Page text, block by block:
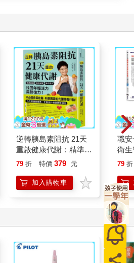
篇作文了。
小學老師，非常驚訝我日後竟然成
停出書。不過，請容我稍稍辯解：
文字。她確實曾經在快要被我逼瘋的
我寫作文。但老實說，即使我當時非
唸出來的句子，因此在我落筆為文
我當時所有的創造力，去修改她的文
然不能代表「原住民文化」，而是因
長了。
經實驗證明，如果一個段落開頭就已
接下來兩三句通通省略，老師也不會
無意間在相鄰的句子內用了重複的字
「很多」，那我就會合併句型，只講
些字眼，我也是精挑細選的：「認
」二字共十四劃，就算我還沒學到
袋裡思考母親提示的句子裡，還有
「最省力解」之前，我是不會輕率動
逆轉胰島素阻抗 21天
重啟健康代謝：精準控
糖、有效減重、降低發
復力！
79 折 特價 379 元
加入購物車
職
衛
攻略
79 折